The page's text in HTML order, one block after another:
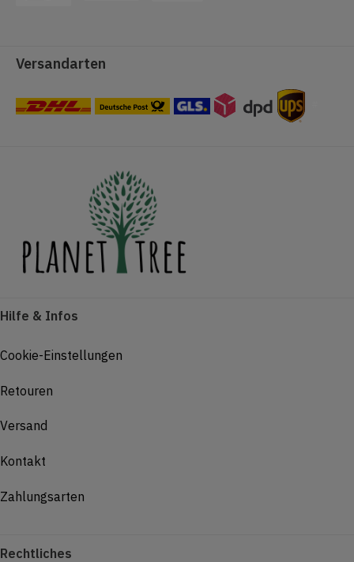
Versandarten
Hilfe & Infos
Cookie-Einstellungen
Retouren
Versand
Kontakt
Zahlungsarten
Rechtliches